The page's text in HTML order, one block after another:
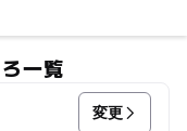
一覧
変更